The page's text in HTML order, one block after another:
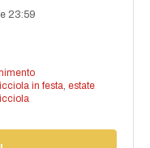
23:59
in festa, estate